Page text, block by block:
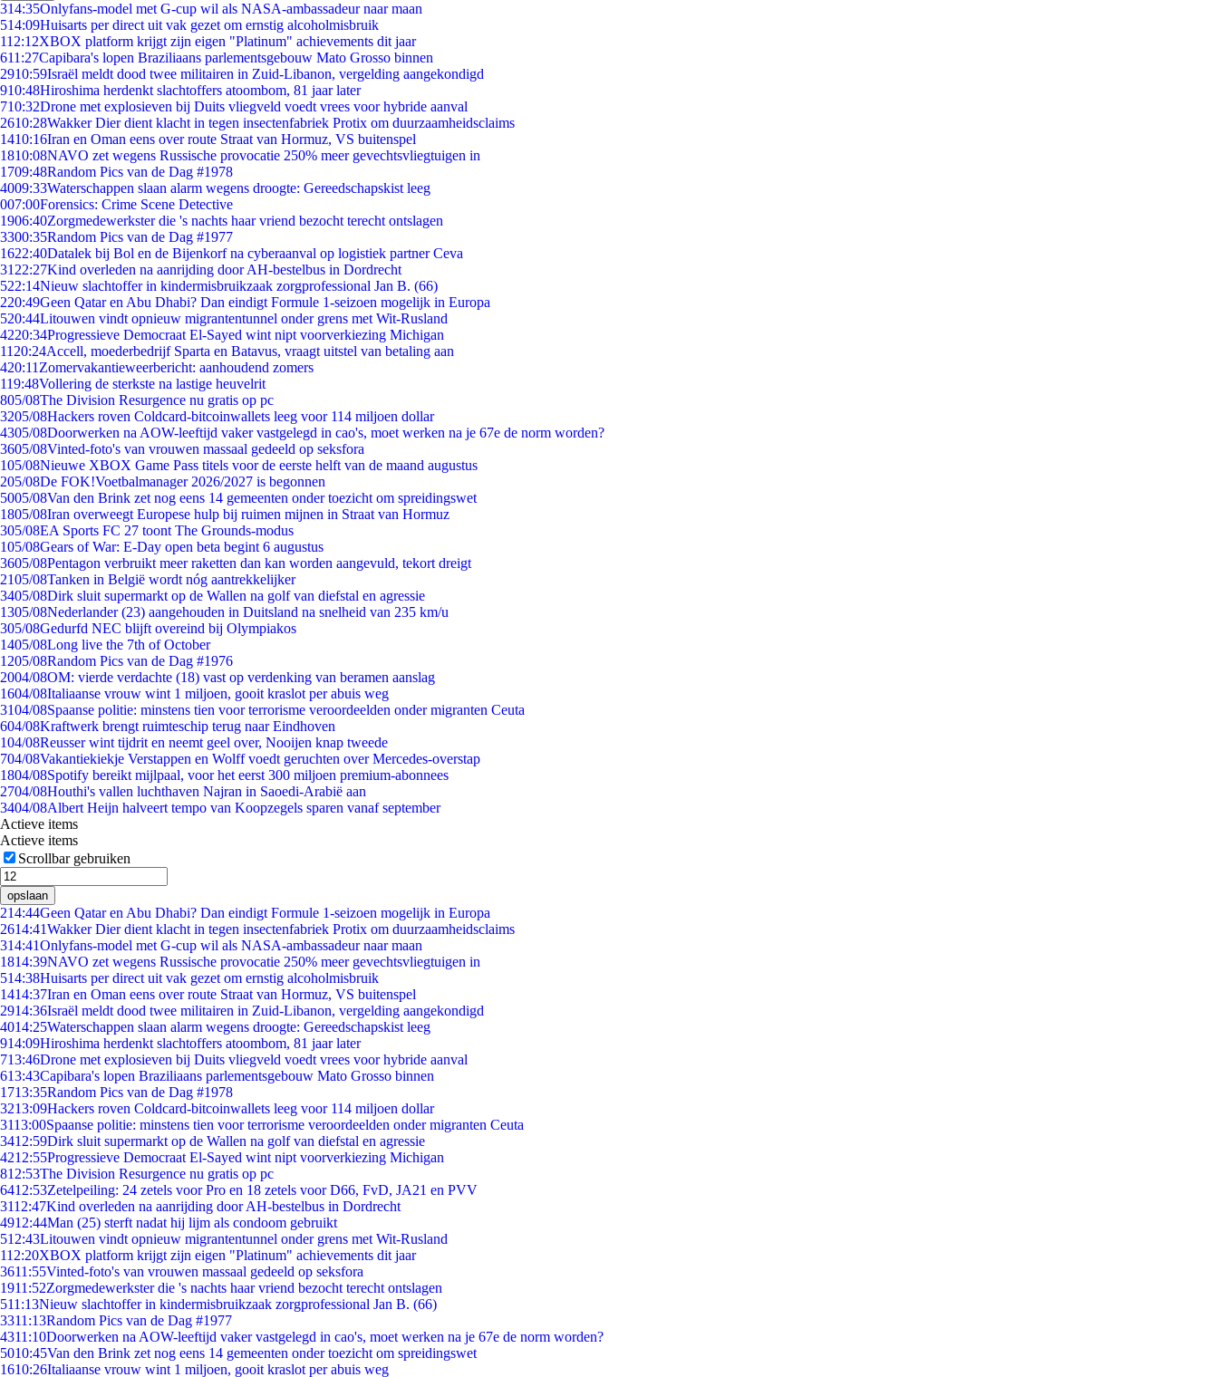
314:35Onlyfans-model met G-cup wil als NASA-ambassadeur naar maan
514:09Huisarts per direct uit vak gezet om ernstig alcoholmisbruik
112:12XBOX platform krijgt zijn eigen "Platinum" achievements dit jaar
611:27Capibara's lopen Braziliaans parlementsgebouw Mato Grosso binnen
2910:59Israël meldt dood twee militairen in Zuid-Libanon, vergelding aangekondigd
910:48Hiroshima herdenkt slachtoffers atoombom, 81 jaar later
710:32Drone met explosieven bij Duits vliegveld voedt vrees voor hybride aanval
2610:28Wakker Dier dient klacht in tegen insectenfabriek Protix om duurzaamheidsclaims
1410:16Iran en Oman eens over route Straat van Hormuz, VS buitenspel
1810:08NAVO zet wegens Russische provocatie 250% meer gevechtsvliegtuigen in
1709:48Random Pics van de Dag #1978
4009:33Waterschappen slaan alarm wegens droogte: Gereedschapskist leeg
007:00Forensics: Crime Scene Detective
1906:40Zorgmedewerkster die 's nachts haar vriend bezocht terecht ontslagen
3300:35Random Pics van de Dag #1977
1622:40Datalek bij Bol en de Bijenkorf na cyberaanval op logistiek partner Ceva
31 22:27Kind overleden na aanrijding door AH-bestelbus in Dordrecht
522:14Nieuw slachtoffer in kindermisbruikzaak zorgprofessional Jan B. (66)
220:49Geen Qatar en Abu Dhabi? Dan eindigt Formule 1-seizoen mogelijk in Europa
520:44Litouwen vindt opnieuw migrantentunnel onder grens met Wit-Rusland
4220:34Progressieve Democraat El-Sayed wint nipt voorverkiezing Michigan
11 20:24Accell, moederbedrijf Sparta en Batavus, vraagt uitstel van betaling aan
420:11 Zomervakantieweerbericht: aanhoudend zomers
119:48Vollering de sterkste na lastige heuvelrit
805/08The Division Resurgence nu gratis op pc
3205/08Hackers roven Coldcard-bitcoinwallets leeg voor 114 miljoen dollar
4305/08Doorwerken na AOW-leeftijd vaker vastgelegd in cao's, moet werken na je 67e de norm worden?
3605/08Vinted-foto's van vrouwen massaal gedeeld op seksfora
105/08Nieuwe XBOX Game Pass titels voor de eerste helft van de maand augustus
205/08De FOK!Voetbalmanager 2026/2027 is begonnen
5005/08Van den Brink zet nog eens 14 gemeenten onder toezicht om spreidingswet
1805/08Iran overweegt Europese hulp bij ruimen mijnen in Straat van Hormuz
305/08EA Sports FC 27 toont The Grounds-modus
105/08Gears of War: E-Day open beta begint 6 augustus
3605/08Pentagon verbruikt meer raketten dan kan worden aangevuld, tekort dreigt
2105/08Tanken in België wordt nóg aantrekkelijker
3405/08Dirk sluit supermarkt op de Wallen na golf van diefstal en agressie
1305/08Nederlander (23) aangehouden in Duitsland na snelheid van 235 km/u
305/08Gedurfd NEC blijft overeind bij Olympiakos
1405/08Long live the 7th of October
1205/08Random Pics van de Dag #1976
2004/08OM: vierde verdachte (18) vast op verdenking van beramen aanslag
1604/08Italiaanse vrouw wint 1 miljoen, gooit kraslot per abuis weg
3104/08Spaanse politie: minstens tien voor terrorisme veroordeelden onder migranten Ceuta
604/08Kraftwerk brengt ruimteschip terug naar Eindhoven
104/08Reusser wint tijdrit en neemt geel over, Nooijen knap tweede
704/08Vakantiekiekje Verstappen en Wolff voedt geruchten over Mercedes-overstap
1804/08Spotify bereikt mijlpaal, voor het eerst 300 miljoen premium-abonnees
2704/08Houthi's vallen luchthaven Najran in Saoedi-Arabië aan
3404/08Albert Heijn halveert tempo van Koopzegels sparen vanaf september
Actieve items
Actieve items
Scrollbar gebruiken
opslaan
214:44Geen Qatar en Abu Dhabi? Dan eindigt Formule 1-seizoen mogelijk in Europa
2614:41Wakker Dier dient klacht in tegen insectenfabriek Protix om duurzaamheidsclaims
314:41Onlyfans-model met G-cup wil als NASA-ambassadeur naar maan
1814:39NAVO zet wegens Russische provocatie 250% meer gevechtsvliegtuigen in
514:38Huisarts per direct uit vak gezet om ernstig alcoholmisbruik
1414:37Iran en Oman eens over route Straat van Hormuz, VS buitenspel
2914:36Israël meldt dood twee militairen in Zuid-Libanon, vergelding aangekondigd
4014:25Waterschappen slaan alarm wegens droogte: Gereedschapskist leeg
914:09Hiroshima herdenkt slachtoffers atoombom, 81 jaar later
713:46Drone met explosieven bij Duits vliegveld voedt vrees voor hybride aanval
613:43Capibara's lopen Braziliaans parlementsgebouw Mato Grosso binnen
1713:35Random Pics van de Dag #1978
3213:09Hackers roven Coldcard-bitcoinwallets leeg voor 114 miljoen dollar
3113:00Spaanse politie: minstens tien voor terrorisme veroordeelden onder migranten Ceuta
3412:59Dirk sluit supermarkt op de Wallen na golf van diefstal en agressie
4212:55Progressieve Democraat El-Sayed wint nipt voorverkiezing Michigan
812:53The Division Resurgence nu gratis op pc
6412:53Zetelpeiling: 24 zetels voor Pro en 18 zetels voor D66, FvD, JA21 en PVV
3112:47Kind overleden na aanrijding door AH-bestelbus in Dordrecht
4912:44Man (25) sterft nadat hij lijm als condoom gebruikt
512:43Litouwen vindt opnieuw migrantentunnel onder grens met Wit-Rusland
112:20XBOX platform krijgt zijn eigen "Platinum" achievements dit jaar
3611:55Vinted-foto's van vrouwen massaal gedeeld op seksfora
1911:52Zorgmedewerkster die 's nachts haar vriend bezocht terecht ontslagen
511:13Nieuw slachtoffer in kindermisbruikzaak zorgprofessional Jan B. (66)
3311:13Random Pics van de Dag #1977
4311:10Doorwerken na AOW-leeftijd vaker vastgelegd in cao's, moet werken na je 67e de norm worden?
5010:45Van den Brink zet nog eens 14 gemeenten onder toezicht om spreidingswet
1610:26Italiaanse vrouw wint 1 miljoen, gooit kraslot per abuis weg